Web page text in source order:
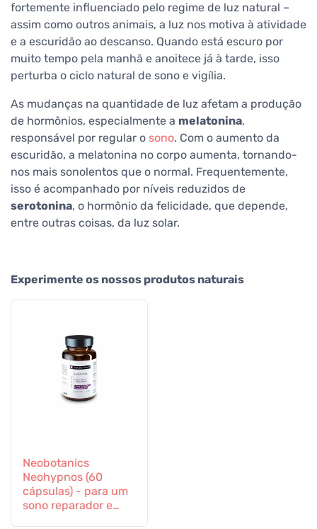
fortemente influenciado pelo regime de luz natural –
assim como outros animais, a luz nos motiva à atividade
e a escuridão ao descanso. Quando está escuro por
muito tempo pela manhã e anoitece já à tarde, isso
perturba o ciclo natural de sono e vigília.
As mudanças na quantidade de luz afetam a produção
de hormônios, especialmente a melatonina,
responsável por regular o sono. Com o aumento da
escuridão, a melatonina no corpo aumenta, tornando-
nos mais sonolentos que o normal. Frequentemente,
isso é acompanhado por níveis reduzidos de
serotonina, o hormônio da felicidade, que depende,
entre outras coisas, da luz solar.
Experimente os nossos produtos naturais
Neobotanics
Neohypnos (60
cápsulas) - para um
sono reparador e